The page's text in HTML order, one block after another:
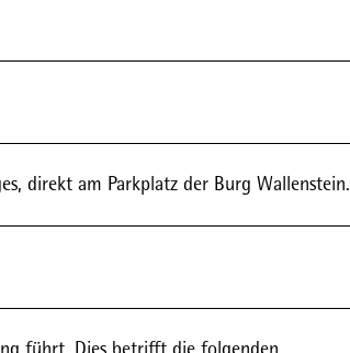
direkt am Parkplatz der Burg Wallenstein.